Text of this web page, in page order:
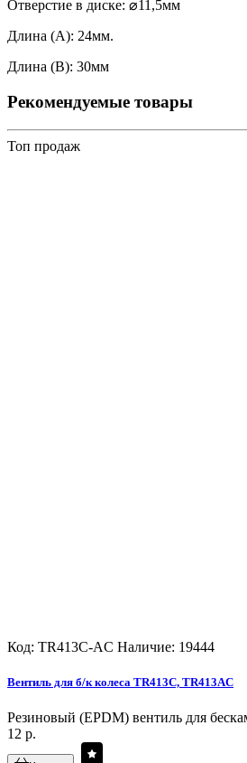
Отверстие в диске: ⌀11,5мм
Длина (А): 24мм.
Длина (В): 30мм
Рекомендуемые товары
Топ продаж
Код: TR413C-AC Наличие: 19444
Вентиль для б/к колеса TR413C, TR413AC
Резиновый (EPDM) вентиль для
12 р.